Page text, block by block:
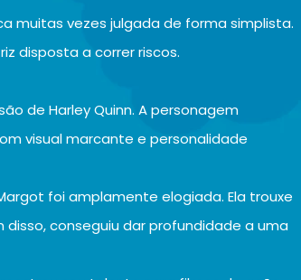
muitas vezes julgada de forma simplista.
disposta a correr riscos.
de Harley Quinn. A personagem
visual marcante e personalidade
foi amplamente elogiada. Ela trouxe
conseguiu dar profundidade a uma